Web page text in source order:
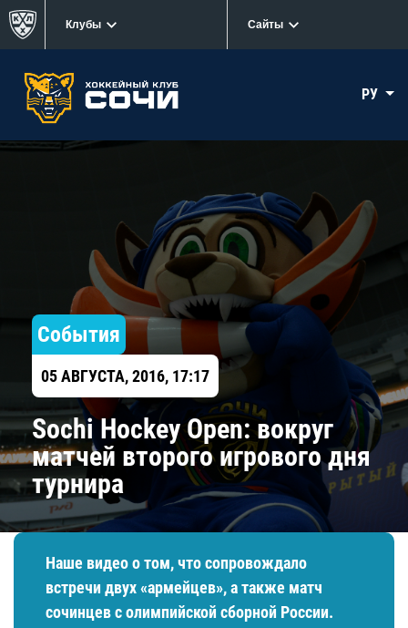
Клубы Сайты
РУ
События
05 АВГУСТА, 2016, 17:17
Sochi Hockey Open: вокруг
матчей второго игрового дня
турнира
Наше видео о том, что сопровождало
встречи двух «армейцев», а также матч
сочинцев с олимпийской сборной России.